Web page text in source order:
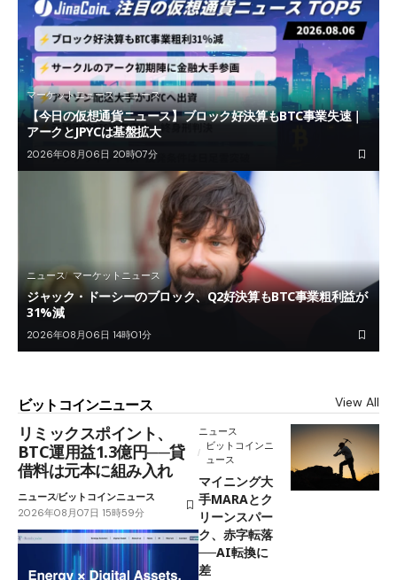
マーケットニュース ニュース
【今日の仮想通貨ニュース】ブロック好決算もBTC事業失速｜
アークとJPYCは基盤拡大
2026年08月06日 20時07分
ニュース マーケットニュース
ジャック・ドーシーのブロック、Q2好決算もBTC事業粗利益が
31%減
2026年08月06日 14時01分
ビットコインニュース View All
リミックスポイント、
BTC運用益1.3億円──貸
借料は元本に組み入れ
ニュースビットコインニュース
2026年08月07日 15時59分
ニュース
ビットコインニ
ュース
マイニング大
手MARAとク
リーンスパー
ク、赤字転落
──AI転換に
差